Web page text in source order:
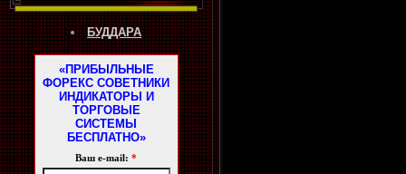
БУДДАРА
«ПРИБЫЛЬНЫЕ
ФОРЕКС СОВЕТНИКИ
ИНДИКАТОРЫ И
ТОРГОВЫЕ
СИСТЕМЫ
БЕСПЛАТНО»
Ваш e-mail: *